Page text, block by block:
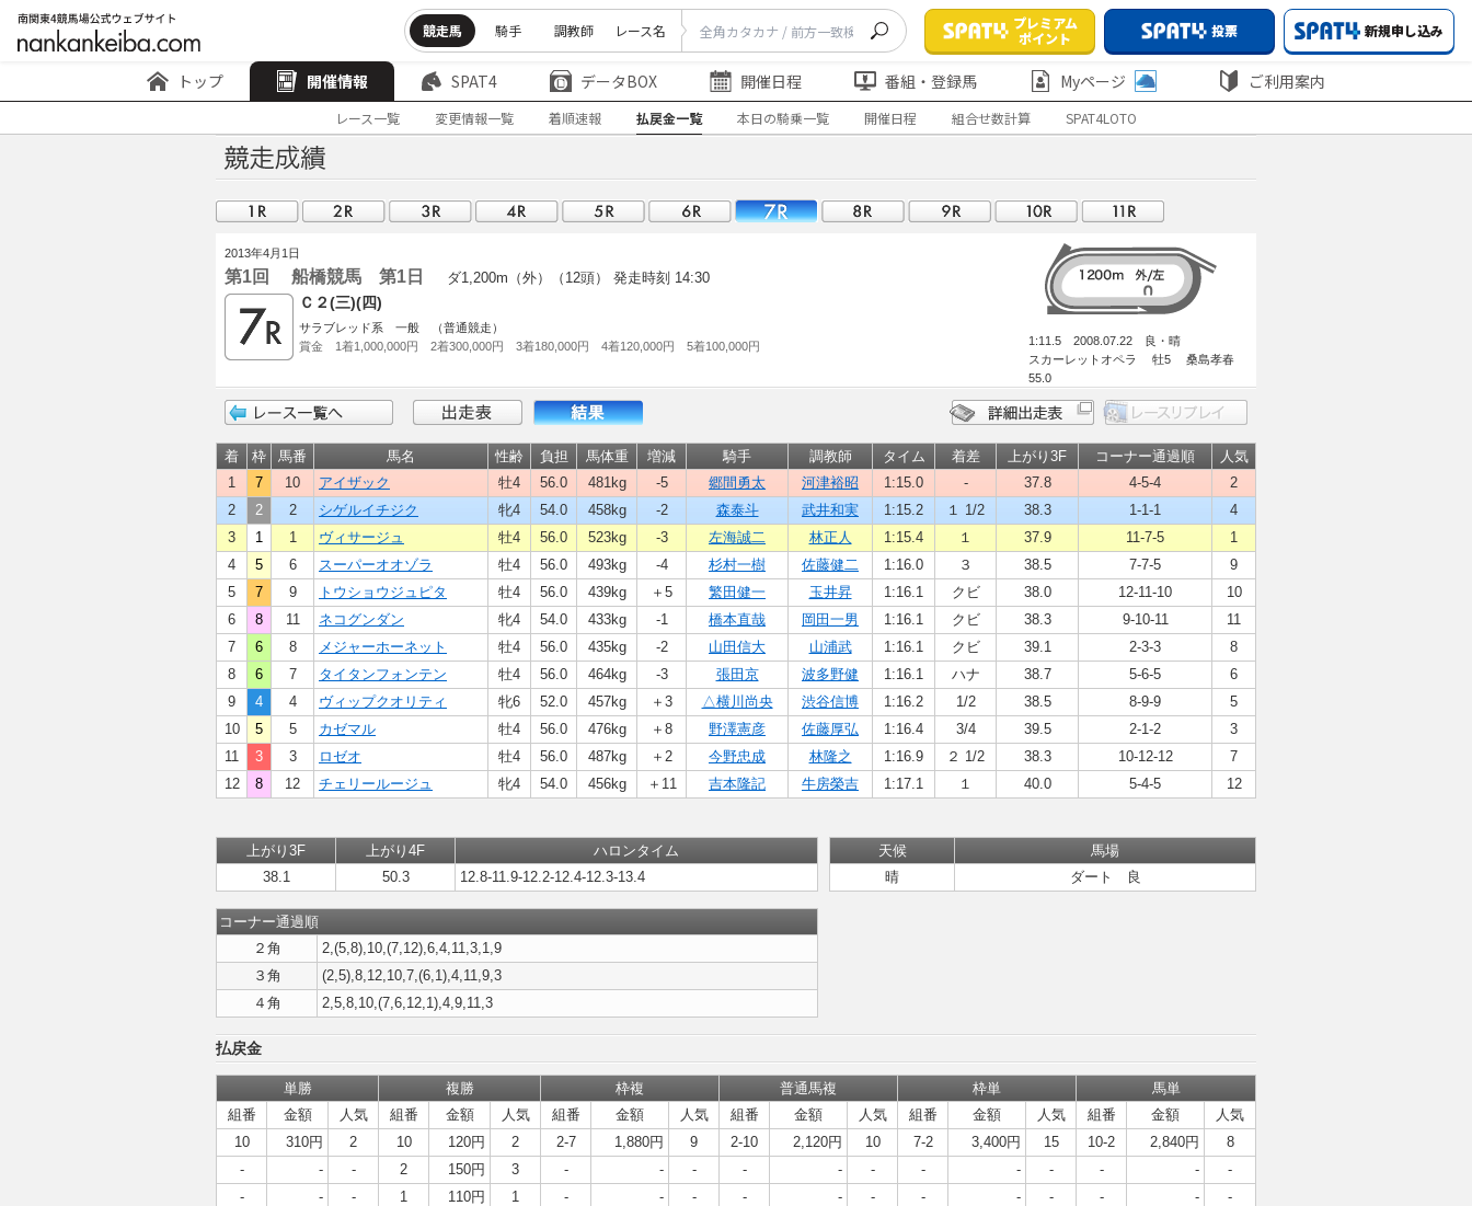
競走馬 騎手 調教師 レース名
プレミアム
ポイント
投票 新規申し込み
トップ 開催情報 SPAT4 データBOX 開催日程 番組・登録馬 Myページ ご利用案内
レース一覧 変更情報一覧 着順速報 払戻金一覧 本日の騎乗一覧 開催日程 組合せ数計算 SPAT4LOTO
2013年4月1日
第1回 船橋競馬 第1日 ダ1,200m（外）（12頭） 発走時刻 14:30
Ｃ２(三)(四)
サラブレッド系 一般 （普通競走）
賞金 1着1,000,000円 2着300,000円 3着180,000円 4着120,000円 5着100,000円
1:11.5 2008.07.22 良・晴
スカーレットオペラ 牡5 桑島孝春
55.0
着 枠 馬番 馬名 性齢 負担 馬体重 増減 騎手 調教師 タイム 着差 上がり3F コーナー通過順
人気
1
7 10 アイザック 牡4 56.0 481kg -5 郷間勇太 河津裕昭 1:15.0 - 37.8 4-5-4
2
2
2 2 シゲルイチジク 牝4 54.0 458kg -2 森泰斗 武井和実 1:15.2 １ 1/2 38.3 1-1-1
4
3
1 1 ヴィサージュ 牡4 56.0 523kg -3 左海誠二 林正人 1:15.4 １ 37.9 11-7-5
1
4
5 6 スーパーオオゾラ 牡4 56.0 493kg -4 杉村一樹 佐藤健二 1:16.0 ３ 38.5 7-7-5
9
5
7 9 トウショウジュピタ 牡4 56.0 439kg ＋5 繁田健一 玉井昇 1:16.1 クビ 38.0 12-11-10
10
6
8 11 ネコグンダン 牝4 54.0 433kg -1 橋本直哉 岡田一男 1:16.1 クビ 38.3 9-10-11
11
7
6 8 メジャーホーネット 牡4 56.0 435kg -2 山田信大 山浦武 1:16.1 クビ 39.1 2-3-3
8
8
6 7 タイタンフォンテン 牡4 56.0 464kg -3 張田京 波多野健 1:16.1 ハナ 38.7 5-6-5
6
9
4 4 ヴィップクオリティ 牝6 52.0 457kg ＋3 △横川尚央 渋谷信博 1:16.2 1/2 38.5 8-9-9
5
10
5 5 カゼマル 牡4 56.0 476kg ＋8 野澤憲彦 佐藤厚弘 1:16.4 3/4 39.5 2-1-2
3
11
3 3 ロゼオ 牡4 56.0 487kg ＋2 今野忠成 林隆之 1:16.9 ２ 1/2 38.3 10-12-12
7
12
8 12 チェリールージュ 牝4 54.0 456kg ＋11 吉本隆記 牛房榮吉 1:17.1 １ 40.0 5-4-5 12
上がり3F 上がり4F
ハロンタイム
38.1
50.3 12.8-11.9-12.2-12.4-12.3-13.4
コーナー通過順
２角
2,(5,8),10,(7,12),6,4,11,3,1,9
３角
(2,5),8,12,10,7,(6,1),4,11,9,3
４角
2,5,8,10,(7,6,12,1),4,9,11,3
天候
馬場
晴
ダート 良
払戻金
単勝 複勝 枠複 普通馬複 枠単
馬単
組番
金額 人気 組番 金額 人気 組番 金額 人気 組番 金額 人気 組番 金額 人気 組番 金額
人気
10
310円 2 10 120円 2 2-7 1,880円 9 2-10 2,120円 10 7-2 3,400円 15 10-2 2,840円
8
-
- - 2 150円 3 - - - - - - - - - - -
-
-
- - 1 110円 1 - - - - - - - - - - - -